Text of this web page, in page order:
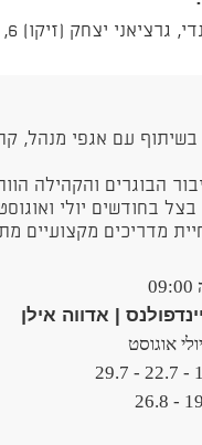
גרציאני יצחק (זיקו) 6, תל אביב - יפו
עם אגפי מנהל,
הבוגרים והקהילה
בחודשים יולי
מדריכים מקצועיים
| אדווה אילן
אוגוסט